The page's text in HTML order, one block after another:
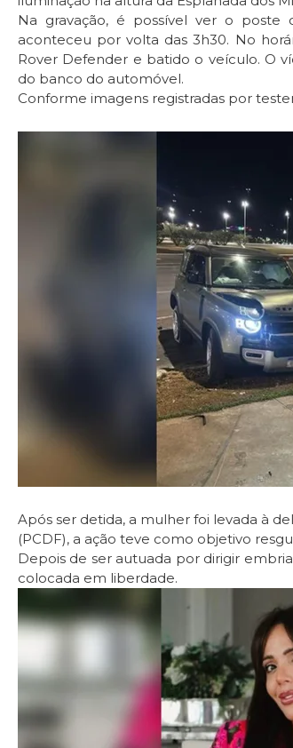
Na gravação, é possível ver o poste
aconteceu por volta das 3h30. No
Rover Defender e batido o veículo. O
do banco do automóvel.
Conforme imagens registradas por
Após ser detida, a mulher foi levada à
(PCDF), a ação teve como objetivo
Depois de ser autuada por dirigir
colocada em liberdade.